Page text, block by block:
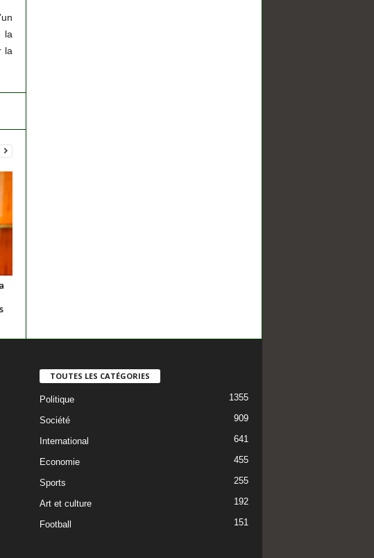
la
la
TOUTES LES CATÉGORIES
Politique 1355
Société 909
International 641
Economie 455
Sports 255
Art et culture 192
Football 151